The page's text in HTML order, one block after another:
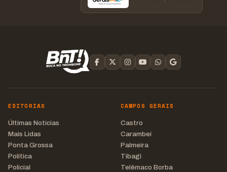
EDITORIAS
Últimas Notícias
Mais Lidas
Ponta Grossa
Política
Policial
CAMPOS GERAIS
Castro
Carambeí
Palmeira
Tibagi
Telêmaco Borba